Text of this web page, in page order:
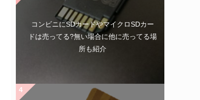
コンビニにSDカードやマイクロSDカー
ドは売ってる?無い場合に他に売ってる場
所も紹介